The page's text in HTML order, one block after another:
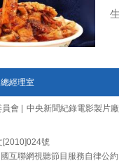
經理室
會
中央新聞紀錄電影製片廠
[2010]024號
互聯網視聽節目服務自律公約